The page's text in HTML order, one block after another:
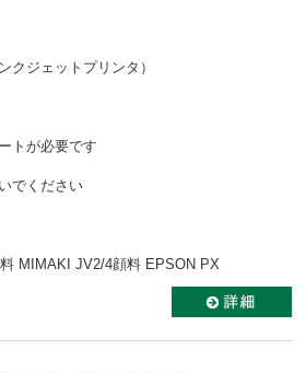
クジェットプリンタ）
トが必要です
でください
MIMAKI JV2/4顔料 EPSON PX